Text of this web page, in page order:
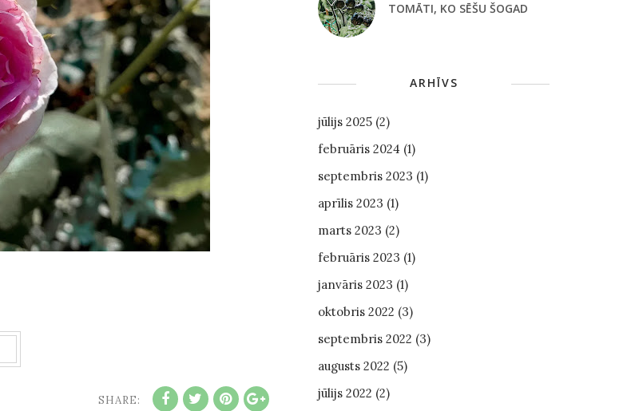
SHARE:
TOMĀTI, KO SĒŠU ŠOGAD
ARHĪVS
jūlijs 2025 (2)
februāris 2024 (1)
septembris 2023 (1)
aprīlis 2023 (1)
marts 2023 (2)
februāris 2023 (1)
janvāris 2023 (1)
oktobris 2022 (3)
septembris 2022 (3)
augusts 2022 (5)
jūlijs 2022 (2)